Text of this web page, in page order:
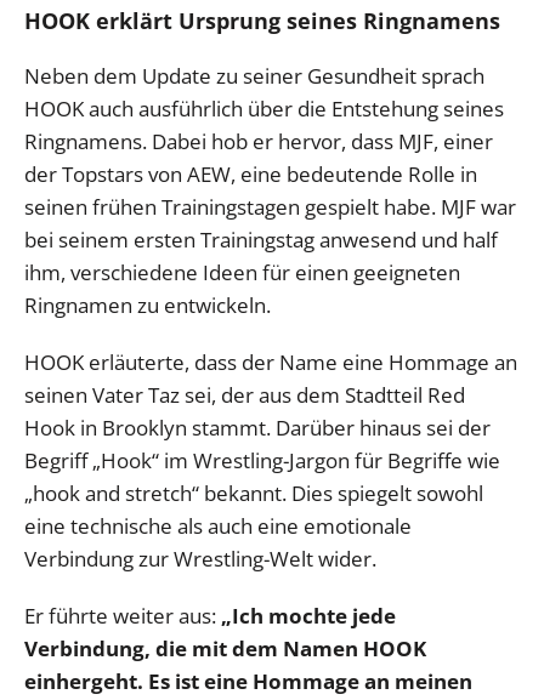
HOOK erklärt Ursprung seines Ringnamens
Neben dem Update zu seiner Gesundheit sprach
HOOK auch ausführlich über die Entstehung seines
Ringnamens. Dabei hob er hervor, dass MJF, einer
der Topstars von AEW, eine bedeutende Rolle in
seinen frühen Trainingstagen gespielt habe. MJF war
bei seinem ersten Trainingstag anwesend und half
ihm, verschiedene Ideen für einen geeigneten
Ringnamen zu entwickeln.
HOOK erläuterte, dass der Name eine Hommage an
seinen Vater Taz sei, der aus dem Stadtteil Red
Hook in Brooklyn stammt. Darüber hinaus sei der
Begriff „Hook“ im Wrestling-Jargon für Begriffe wie
„hook and stretch“ bekannt. Dies spiegelt sowohl
eine technische als auch eine emotionale
Verbindung zur Wrestling-Welt wider.
Er führte weiter aus: „Ich mochte jede
Verbindung, die mit dem Namen HOOK
einhergeht. Es ist eine Hommage an meinen